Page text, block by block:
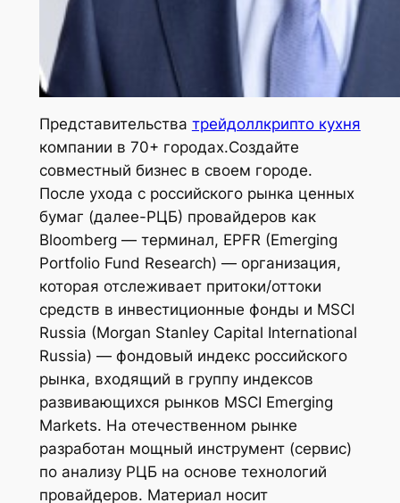
Представительства трейдоллкрипто кухня
компании в 70+ городах.Создайте
совместный бизнес в своем городе.
После ухода с российского рынка ценных
бумаг (далее-РЦБ) провайдеров как
Bloomberg — терминал, EPFR (Emerging
Portfolio Fund Research) — организация,
которая отслеживает притоки/оттоки
средств в инвестиционные фонды и MSCI
Russia (Morgan Stanley Capital International
Russia) — фондовый индекс российского
рынка, входящий в группу индексов
развивающихся рынков MSCI Emerging
Markets. На отечественном рынке
разработан мощный инструмент (сервис)
по анализу РЦБ на основе технологий
провайдеров. Материал носит